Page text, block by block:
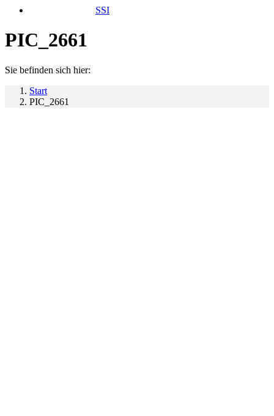
SSI
PIC_2661
Sie befinden sich hier:
Start
PIC_2661